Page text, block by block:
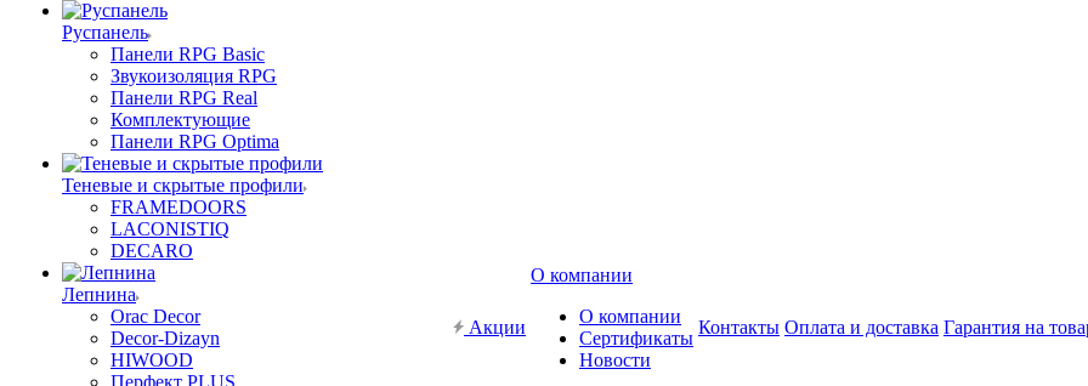
Руспанель
Панели RPG Basic
Звукоизоляция RPG
Панели RPG Real
Комплектующие
Панели RPG Optima
Теневые и скрытые профили
FRAMEDOORS
LACONISTIQ
DECARO
Лепнина
Orac Decor
Decor-Dizayn
HIWOOD
Перфект PLUS
Акции
О компании
О компании
Сертификаты
Новости
Контакты Оплата и доставка Гарантия на